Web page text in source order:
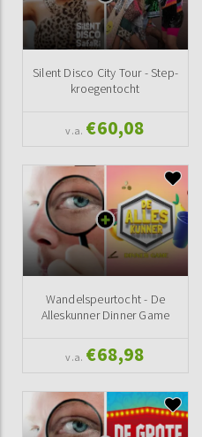
Silent Disco City Tour - Step-
kroegentocht
v.a. €60,08
Wandelspeurtocht - De
Alleskunner Dinner Game
v.a. €68,98